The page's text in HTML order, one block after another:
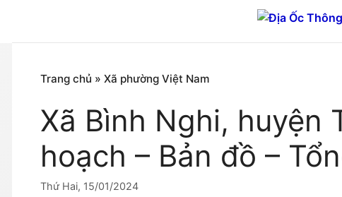
nội
Trang chủ » Xã phường Việt Nam
Xã Bình Nghi, huyện
hoạch – Bản đồ –
Thứ Hai, 15/01/2024